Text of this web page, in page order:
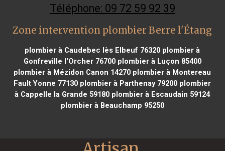
Téléphone: 09 72 59 92 39
Zone intervention plombier Berre l'Étang
plombier à Caudebec lès Elbeuf 76320 plombier à
Gonfreville l'Orcher 76700plombier à Luçon 85400
plombier à Mézidon Canon 14270 plombier à Montereau
Fault Yonne 77130 plombier à Parthenay 79200 plombier
à Cappelle la Grande 59180 plombier à Escaudain 59124
plombier à Beauchamp 95250